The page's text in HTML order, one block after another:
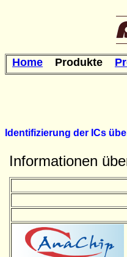
Home Produkte
Identifizierung der ICs
Informationen